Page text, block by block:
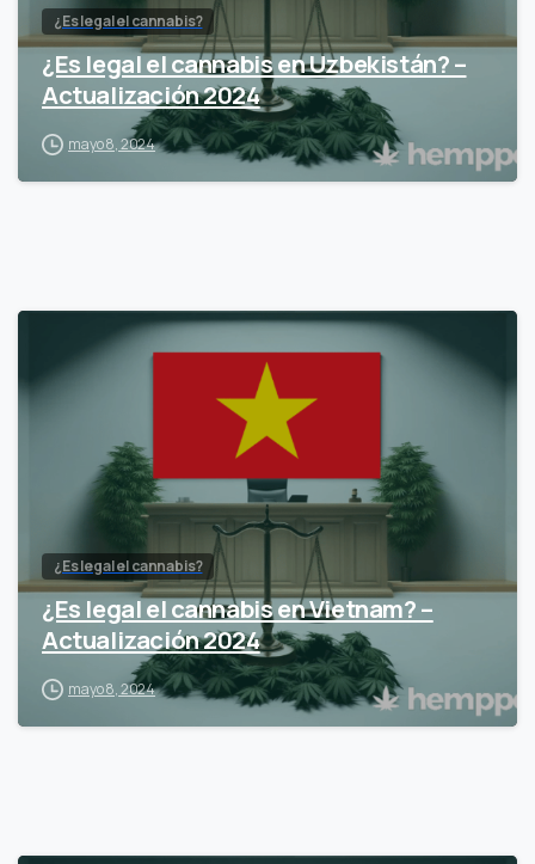
¿Es legal el cannabis?
¿Es legal el cannabis en Uzbekistán? –
Actualización 2024
mayo 8, 2024
¿Es legal el cannabis?
¿Es legal el cannabis en Vietnam? –
Actualización 2024
mayo 8, 2024